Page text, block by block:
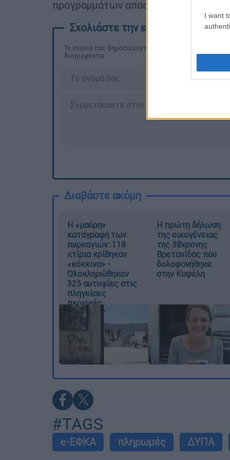
I want
προγραμμάτων απασχόλησης.
Τα σχολιά σας δημοσιεύονται άμεσα με δική σας
διαγράφονται
Διαβάστε ακόμη
Η «μαύρη»
καταγραφή των
πυρκαγιών: 118
κτίρια κρίθηκαν
«κόκκινα» -
Ολοκληρώθηκαν
325 αυτοψίες στις
πληγείσες
περιοχές
Η πρώτη δήλωση
της οικογένειας
της 38χρονης
Βρετανίδας που
δολοφονήθηκε
στην Κυψέλη
#TAGS
e-ΕΦΚΑ πληρωμές ΔΥΠΑ